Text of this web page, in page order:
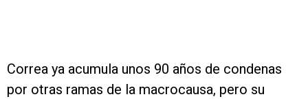
Correa ya acumula unos 90 años de condenas
por otras ramas de la macrocausa, pero su